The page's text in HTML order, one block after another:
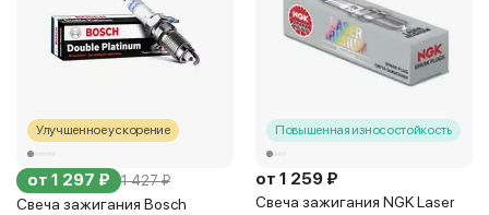
Улучшенное ускорение
от 1 297 ₽ 1 427 ₽
Свеча зажигания Bosch
Повышенная износостойкость
от 1 259 ₽
Свеча зажигания NGK Laser